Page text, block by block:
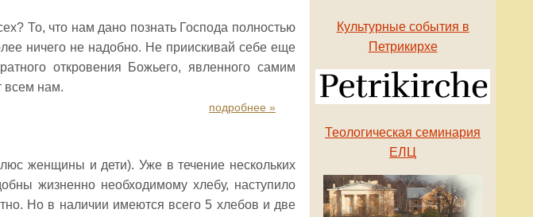
То, что нам дано познать Господа полностью
ничего не надобно. Не приискивай себе еще
откровения Божьего, явленного самим
всем нам.
подробнее »
женщины и дети). Уже в течение нескольких
жизненно необходимому хлебу, наступило
Но в наличии имеются всего 5 хлебов и две
Культурные события в
Петрикирхе
Теологическая семинария
ЕЛЦ